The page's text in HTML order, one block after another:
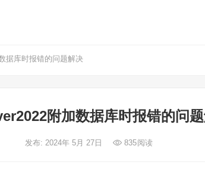
据库时报错的问题解决
附加数据库时报错的问
发布: 2024年 5月 27日 835阅读